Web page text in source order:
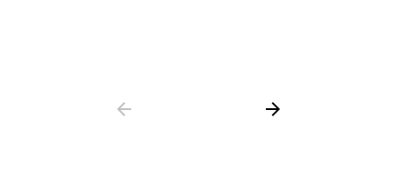
arrow_back arrow_forward